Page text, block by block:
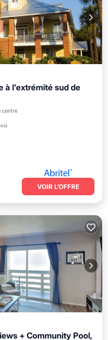
à l'extrémité sud de
centre
)
Cuisine
VOIR L’OFFRE
+ Community Pool,